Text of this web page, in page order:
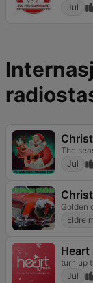
Jul
The
Jul
Golden
Eldre
Heart
turn up
Jul